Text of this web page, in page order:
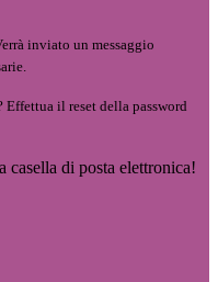
inviato un messaggio
Effettua il reset della password
casella di posta elettronica!